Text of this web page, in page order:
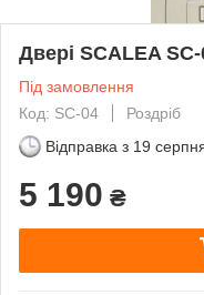
Двері SCALEA
Під замовлення
Код: SC-04
Роздріб
Відправка з 19
5 190 ₴